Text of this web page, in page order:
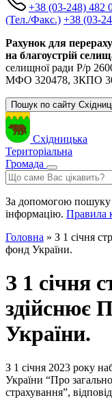
+38 (03-248) 482
(Тел./Факс.) +38 (03-
Рахунок для
на благоустрій
селищної ради Р/р
МФО 320478, ЗКПО
Пошук по сайту
Східницька
Територіальна
Громада
Пошук
За допомогою
інформацію. Правила
Головна » З 1 січня
фонд України.
З 1 січня
здійснює
України.
З 1 січня 2023 року
України “Про
страхування”,